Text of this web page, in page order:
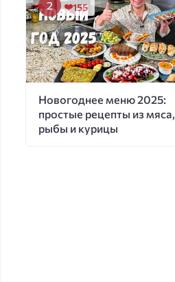
Новогоднее меню 2025:
простые рецепты из мяса,
рыбы и курицы
155